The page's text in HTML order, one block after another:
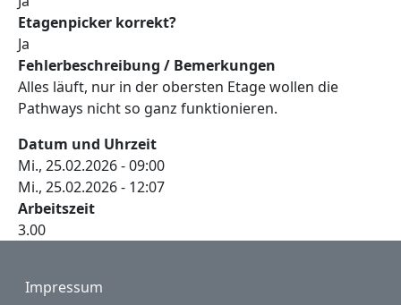
Etagenpicker korrekt?
Ja
Fehlerbeschreibung / Bemerkungen
Alles läuft, nur in der obersten Etage wollen die
Pathways nicht so ganz funktionieren.
Datum und Uhrzeit
Mi., 25.02.2026 - 09:00
Mi., 25.02.2026 - 12:07
Arbeitszeit
3.00
Fußzeile
Impressum